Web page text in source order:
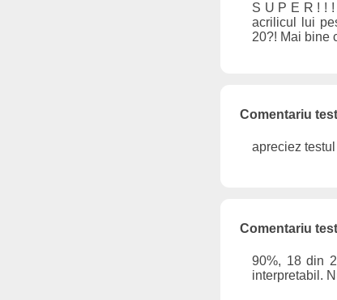
S U P E R ! !
acrilicul lui
20?! Mai bine
Comentariu
apreciez testul
Comentariu
90%, 18 din
interpretabil.